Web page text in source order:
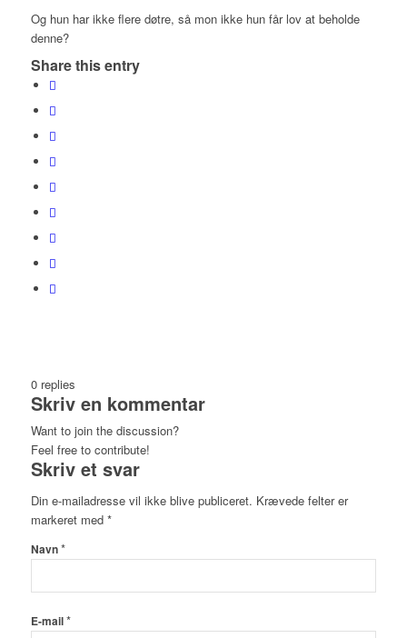
Og hun har ikke flere døtre, så mon ikke hun får lov at beholde
denne?
Share this entry
0 replies
Skriv en kommentar
Want to join the discussion?
Feel free to contribute!
Skriv et svar
Din e-mailadresse vil ikke blive publiceret. Krævede felter er
markeret med *
Navn*
E-mail*